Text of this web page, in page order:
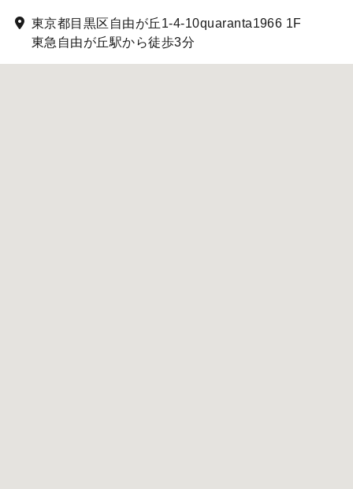
東京都目黒区自由が丘1-4-10quaranta1966 1F
東急自由が丘駅から徒歩3分